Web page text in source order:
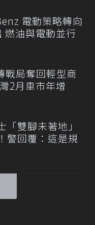
電動策略轉向
燃油與電動並行
戰局奪回輕型商
2月車市年增
「雙腳未著地」
警回覆：這是規